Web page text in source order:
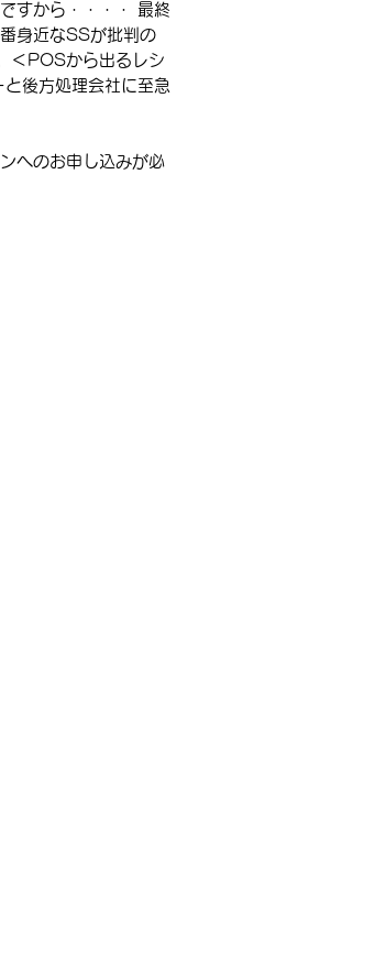
すから・・・・ 最終
身近なSSが批判の
＜POSから出るレシ
後方処理会社に至急
へのお申し込みが必